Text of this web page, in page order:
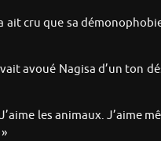
cru que sa
avoué Nagisa d’un ton
les animaux. J’aime